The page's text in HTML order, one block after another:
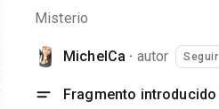
Misterio
MichelCa · autor Seguir
Fragmento introducido